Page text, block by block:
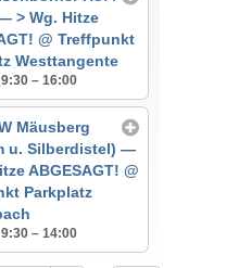
> Wg. Hitze
@ Treffpunkt
Westtangente
– 16:00
Mäusberg
u. Silberdistel) —
ABGESAGT!@
Parkplatz
– 14:00